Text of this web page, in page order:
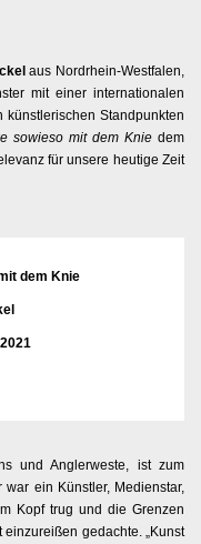
aus Nordrhein-Westfalen,
mit einer internationalen
Standpunkten
sowieso mit dem Knie dem
für unsere heutige Zeit
dem Knie
und Anglerweste, ist zum
ein Künstler, Medienstar,
Kopf trug und die Grenzen
gedachte. „Kunst